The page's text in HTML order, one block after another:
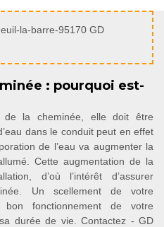
: pourquoi est-
de la cheminée, elle doit être
dans le conduit peut en effet
de l’eau va augmenter la
Cette augmentation de la
d’où l’intérêt d’assurer
Un scellement de votre
fonctionnement de votre
durée de vie. Contactez - GD